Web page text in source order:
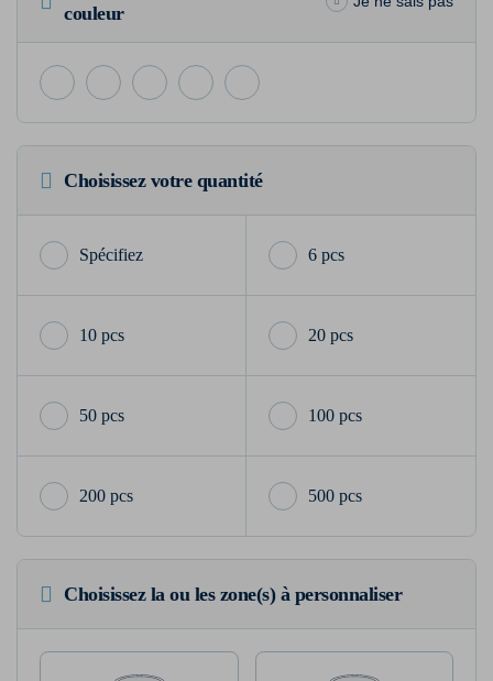
couleur
Choisissez votre quantité
6 pcs
10 pcs 20 pcs
50 pcs 100 pcs
200 pcs 500 pcs
Choisissez la ou les zone(s) à personnaliser